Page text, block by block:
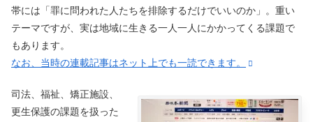
帯には「罪に問われた人たちを排除するだけでいいのか」。重い
テーマですが、実は地域に生きる一人一人にかかってくる課題で
もあります。
なお、当時の連載記事はネット上でも一読できます。
司法、福祉、矯正施設、
更生保護の課題を扱った